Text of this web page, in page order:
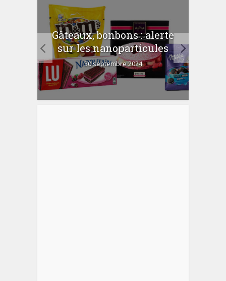
Gâteaux, bonbons : alerte
sur les nanoparticules
30 septembre 2024